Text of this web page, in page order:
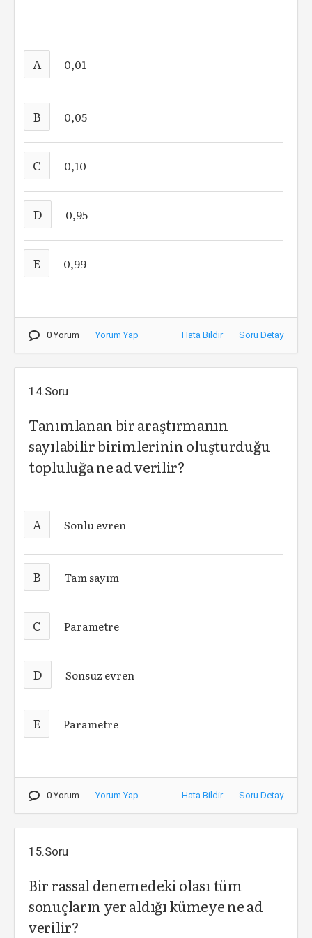
A 0,01
B 0,05
C 0,10
D 0,95
E 0,99
0 Yorum Yorum Yap Hata Bildir Soru Detay
14.Soru
Tanımlanan bir araştırmanın
sayılabilir birimlerinin oluşturduğu
topluluğa ne ad verilir?
A Sonlu evren
B Tam sayım
C Parametre
D Sonsuz evren
E Parametre
0 Yorum Yorum Yap Hata Bildir Soru Detay
15.Soru
Bir rassal denemedeki olası tüm
sonuçların yer aldığı kümeye ne ad
verilir?